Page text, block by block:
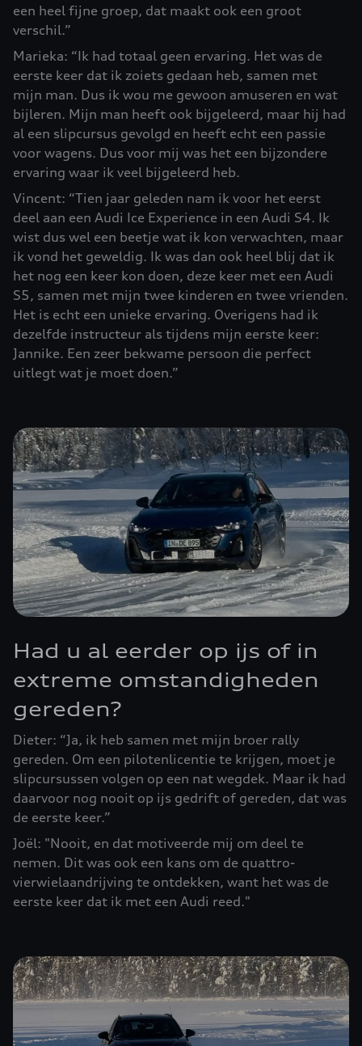
een heel fijne groep, dat maakt ook een groot
verschil.”
Marieka: “Ik had totaal geen ervaring. Het was de
eerste keer dat ik zoiets gedaan heb, samen met
mijn man. Dus ik wou me gewoon amuseren en wat
bijleren. Mijn man heeft ook bijgeleerd, maar hij had
al een slipcursus gevolgd en heeft echt een passie
voor wagens. Dus voor mij was het een bijzondere
ervaring waar ik veel bijgeleerd heb.
Vincent: “Tien jaar geleden nam ik voor het eerst
deel aan een Audi Ice Experience in een Audi S4. Ik
wist dus wel een beetje wat ik kon verwachten, maar
ik vond het geweldig. Ik was dan ook heel blij dat ik
het nog een keer kon doen, deze keer met een Audi
S5, samen met mijn twee kinderen en twee vrienden.
Het is echt een unieke ervaring. Overigens had ik
dezelfde instructeur als tijdens mijn eerste keer:
Jannike. Een zeer bekwame persoon die perfect
uitlegt wat je moet doen.”
Had u al eerder op ijs of in
extreme omstandigheden
gereden?
Dieter: “Ja, ik heb samen met mijn broer rally
gereden. Om een pilotenlicentie te krijgen, moet je
slipcursussen volgen op een nat wegdek. Maar ik had
daarvoor nog nooit op ijs gedrift of gereden, dat was
de eerste keer.”
Joël: "Nooit, en dat motiveerde mij om deel te
nemen. Dit was ook een kans om de quattro-
vierwielaandrijving te ontdekken, want het was de
eerste keer dat ik met een Audi reed."